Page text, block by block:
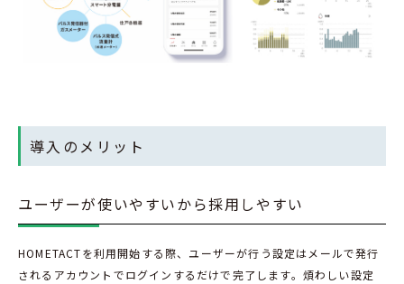
導入のメリット
ユーザーが使いやすいから採用しやすい
HOMETACTを利用開始する際、ユーザーが行う設定はメールで発行
されるアカウントでログインするだけで完了します。煩わしい設定